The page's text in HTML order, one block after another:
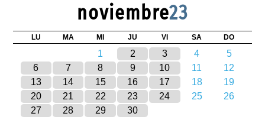
noviembre23
LU MA MI JU VI SA DO
1 2 3 4
5
6
7 8 9 10 11
12
13
14 15 16 17 18
19
20
21 22 23 24 25
26
27
28 29 30